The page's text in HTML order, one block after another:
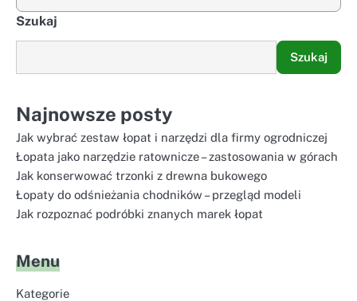
Szukaj
Szukaj
Najnowsze posty
Jak wybrać zestaw łopat i narzędzi dla firmy ogrodniczej
Łopata jako narzędzie ratownicze – zastosowania w górach
Jak konserwować trzonki z drewna bukowego
Łopaty do odśnieżania chodników – przegląd modeli
Jak rozpoznać podróbki znanych marek łopat
Menu
Kategorie